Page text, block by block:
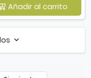
Añadir al carrito